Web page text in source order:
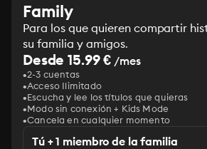
Family
Para los que quieren compartir
su familia y amigos.
Desde 15.99 € /mes
2-3 cuentas
Acceso Ilimitado
Escucha y lee los títulos que quieras
Modo sin conexión + Kids Mode
Cancela en cualquier momento
Tú + 1 miembro de la familia